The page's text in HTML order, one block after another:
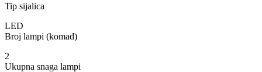
Tip sijalica
LED
Broj lampi (komad)
2
Ukupna snaga lampi